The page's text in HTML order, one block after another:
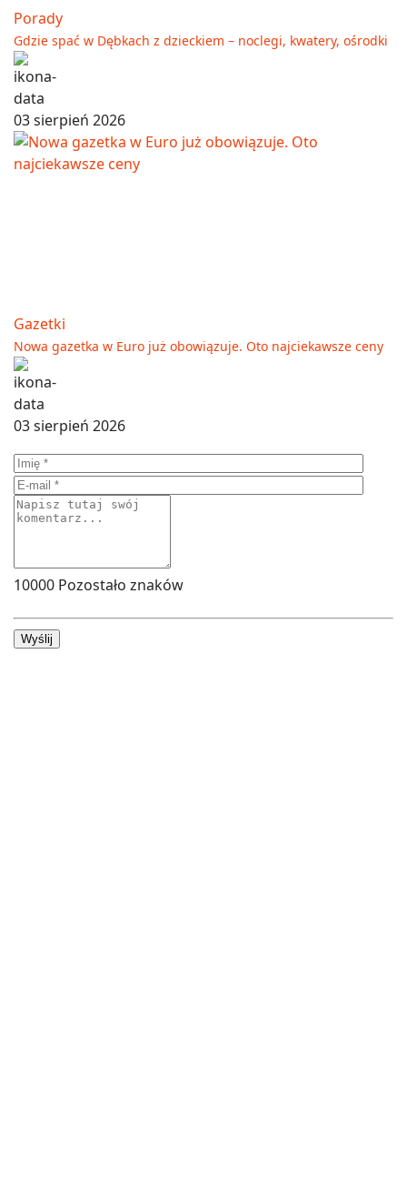
Porady
Gdzie spać w Dębkach z dzieckiem – noclegi, kwatery, ośrodki
03 sierpień 2026
Gazetki
Nowa gazetka w Euro już obowiązuje. Oto najciekawsze ceny
03 sierpień 2026
10000 Pozostało znaków
Wyślij